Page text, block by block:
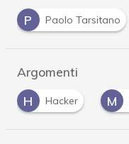
P Paolo Tarsitano
Argomenti
M
malware P